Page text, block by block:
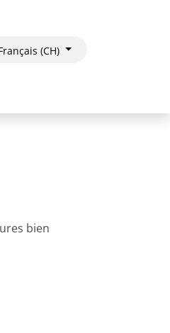
(CH)
bien